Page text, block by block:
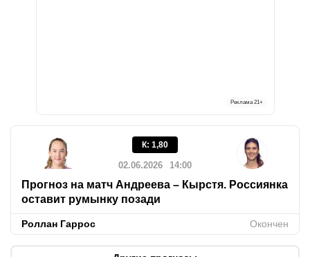
Реклама 21+
К: 1,80
02.06.2026 14:00
Прогноз на матч Андреева – Кырстя. Россиянка
оставит румынку позади
Роллан Гаррос Окончен